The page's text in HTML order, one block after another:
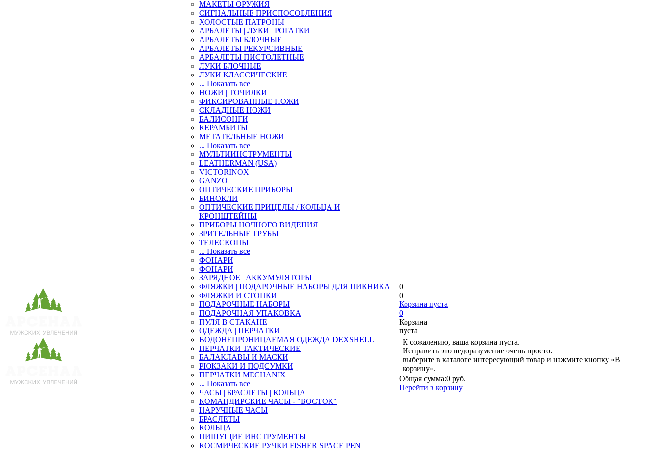
МАКЕТЫ ОРУЖИЯ
СИГНАЛЬНЫЕ ПРИСПОСОБЛЕНИЯ
ХОЛОСТЫЕ ПАТРОНЫ
АРБАЛЕТЫ | ЛУКИ | РОГАТКИ
АРБАЛЕТЫ БЛОЧНЫЕ
АРБАЛЕТЫ РЕКУРСИВНЫЕ
АРБАЛЕТЫ ПИСТОЛЕТНЫЕ
ЛУКИ БЛОЧНЫЕ
ЛУКИ КЛАССИЧЕСКИЕ
... Показать все
НОЖИ | ТОЧИЛКИ
ФИКСИРОВАННЫЕ НОЖИ
СКЛАДНЫЕ НОЖИ
БАЛИСОНГИ
КЕРАМБИТЫ
МЕТАТЕЛЬНЫЕ НОЖИ
... Показать все
МУЛЬТИИНСТРУМЕНТЫ
LEATHERMAN (USA)
VICTORINOX
GANZO
ОПТИЧЕСКИЕ ПРИБОРЫ
БИНОКЛИ
ОПТИЧЕСКИЕ ПРИЦЕЛЫ / КОЛЬЦА И
КРОНШТЕЙНЫ
ПРИБОРЫ НОЧНОГО ВИДЕНИЯ
ЗРИТЕЛЬНЫЕ ТРУБЫ
ТЕЛЕСКОПЫ
... Показать все
ФОНАРИ
ФОНАРИ
ЗАРЯДНОЕ | АККУМУЛЯТОРЫ
ФЛЯЖКИ | ПОДАРОЧНЫЕ НАБОРЫ ДЛЯ ПИКНИКА
ФЛЯЖКИ И СТОПКИ
ПОДАРОЧНЫЕ НАБОРЫ
ПОДАРОЧНАЯ УПАКОВКА
ПУЛЯ В СТАКАНЕ
ОДЕЖДА | ПЕРЧАТКИ
ВОДОНЕПРОНИЦАЕМАЯ ОДЕЖДА DEXSHELL
ПЕРЧАТКИ ТАКТИЧЕСКИЕ
БАЛАКЛАВЫ И МАСКИ
РЮКЗАКИ И ПОДСУМКИ
ПЕРЧАТКИ MECHANIX
... Показать все
ЧАСЫ | БРАСЛЕТЫ | КОЛЬЦА
КОМАНДИРСКИЕ ЧАСЫ - "ВОСТОК"
НАРУЧНЫЕ ЧАСЫ
БРАСЛЕТЫ
КОЛЬЦА
ПИШУЩИЕ ИНСТРУМЕНТЫ
КОСМИЧЕСКИЕ РУЧКИ FISHER SPACE PEN
0
0
Корзина пуста
0
Корзина
пуста
К сожалению, ваша корзина пуста.
Исправить это недоразумение очень просто:
выберите в каталоге интересующий товар и нажмите кнопку «В
корзину».
Общая сумма:0 руб.
Перейти в корзину